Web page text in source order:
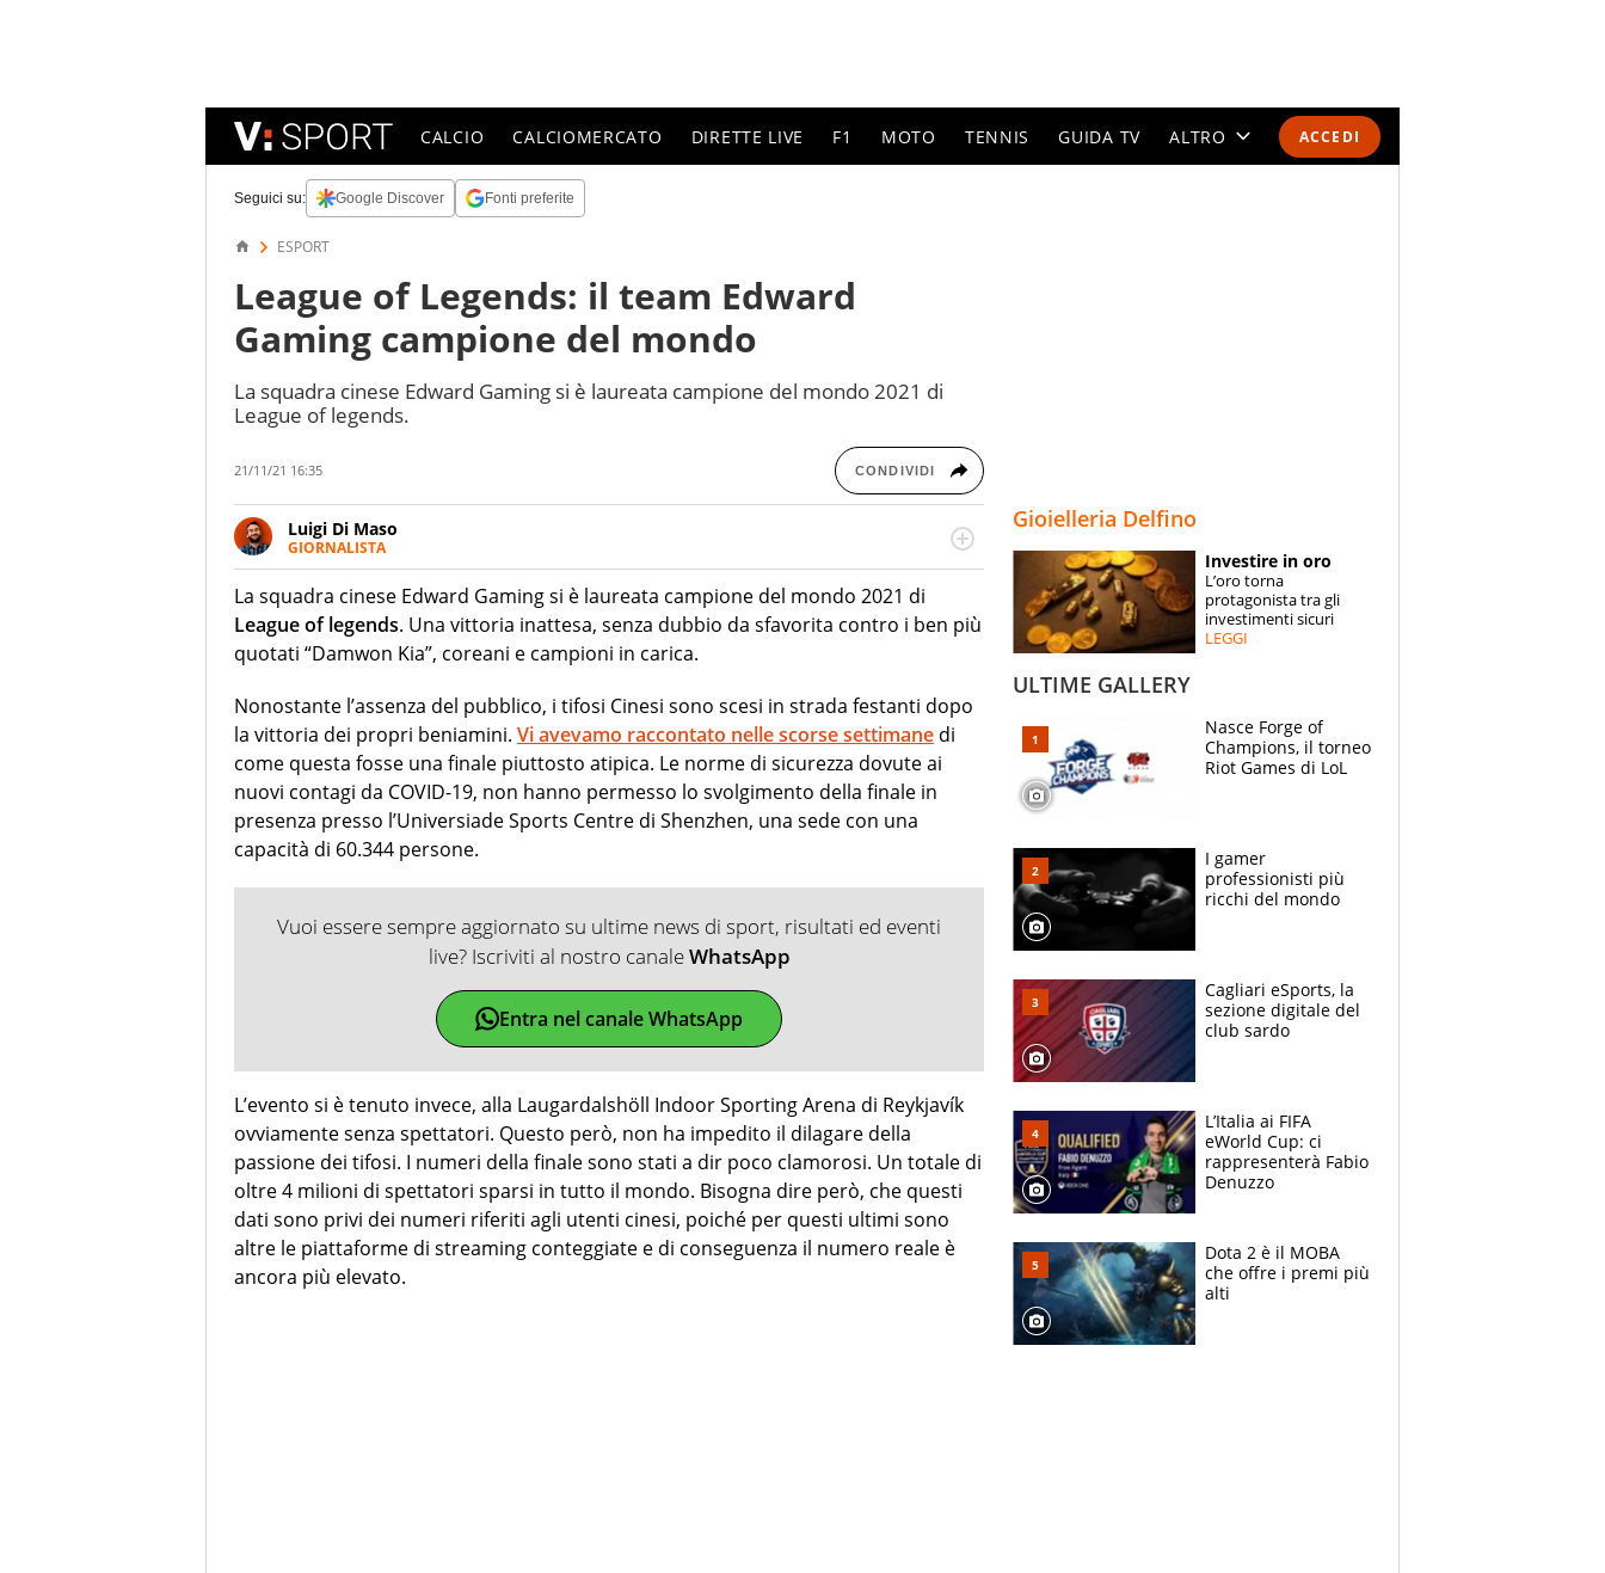
ACCEDI
CALCIO CALCIOMERCATO DIRETTE LIVE F1 MOTO TENNIS GUIDA TV ALTRO
SPECIALI
ESPERTI
Seguici su: Google Discover Fonti preferite
ESPORT
League of Legends: il team Edward
Gaming campione del mondo
La squadra cinese Edward Gaming si è laureata campione del mondo 2021 di
League of legends.
21/11/21 16:35 CONDIVIDI
Luigi Di Maso
GIORNALISTA
Giornalista sportivo e professionista nel mondo della comunicazione digitale. Lavora
insieme a club, leghe e brand nel mondo del calcio. È ormai da anni una delle anime
del Social Football Summit di Roma. Per Virgilio Sport cura gli approfondimenti relativi
all’intreccio tra i mondi del calcio, della comunicazione e del marketing
La squadra cinese Edward Gaming si è laureata campione del mondo 2021 di
League of legends. Una vittoria inattesa, senza dubbio da sfavorita contro i ben più
quotati “Damwon Kia”, coreani e campioni in carica.
Nonostante l’assenza del pubblico, i tifosi Cinesi sono scesi in strada festanti dopo
la vittoria dei propri beniamini. Vi avevamo raccontato nelle scorse settimane di
come questa fosse una finale piuttosto atipica. Le norme di sicurezza dovute ai
nuovi contagi da COVID-19, non hanno permesso lo svolgimento della finale in
presenza presso l’Universiade Sports Centre di Shenzhen, una sede con una
capacità di 60.344 persone.
Vuoi essere sempre aggiornato su ultime news di sport, risultati ed eventi
live? Iscriviti al nostro canaleWhatsApp
Entra nel canale WhatsApp
L’evento si è tenuto invece, alla Laugardalshöll Indoor Sporting Arena di Reykjavík
ovviamente senza spettatori. Questo però, non ha impedito il dilagare della
passione dei tifosi. I numeri della finale sono stati a dir poco clamorosi. Un totale di
oltre 4 milioni di spettatori sparsi in tutto il mondo. Bisogna dire però, che questi
dati sono privi dei numeri riferiti agli utenti cinesi, poiché per questi ultimi sono
altre le piattaforme di streaming conteggiate e di conseguenza il numero reale è
ancora più elevato.
Gioielleria Delfino
Investire in oro
L’oro torna
protagonista tra gli
investimenti sicuri
LEGGI
ULTIME GALLERY
Nasce Forge of
Champions, il torneo
Riot Games di LoL
I gamer
professionisti più
ricchi del mondo
Cagliari eSports, la
sezione digitale del
club sardo
L’Italia ai FIFA
eWorld Cup: ci
rappresenterà Fabio
Denuzzo
Dota 2 è il MOBA
che offre i premi più
alti